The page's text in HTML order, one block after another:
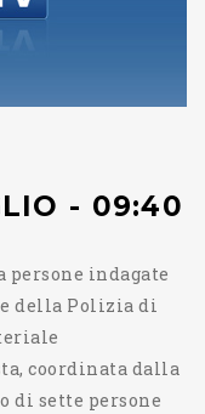
- 09:40
persone indagate
della Polizia di
coordinata dalla
di sette persone